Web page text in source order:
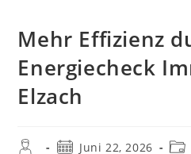
Mehr Effizienz
Energiecheck
Elzach
Beitrags-BeitragJuni 22, 2026